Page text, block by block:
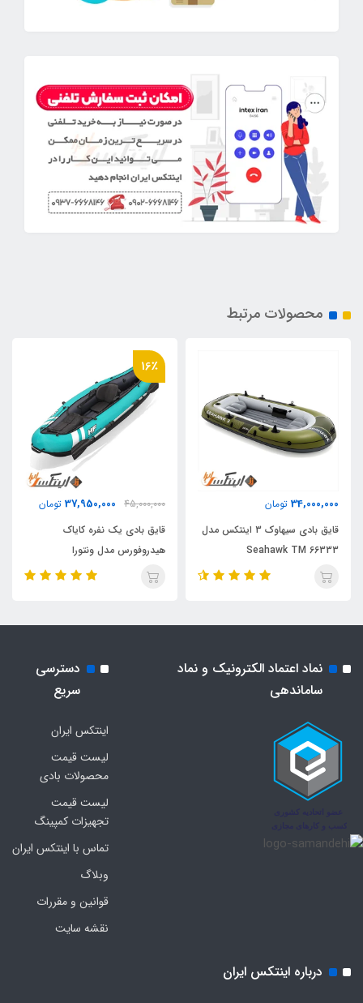
محصولات مرتبط
34,000,000 تومان
قایق بادی سیهاوک 3 اینتکس مدل
Seahawk TM 66333
16٪
45,000,000
37,950,000 تومان
قایق بادی یک نفره کایاک
هیدروفورس مدل ونتورا
نماد اعتماد الکترونیک و نماد
ساماندهی
دسترسی
سریع
اینتکس ایران
لیست قیمت
محصولات بادی
لیست قیمت
تجهیزات کمپینگ
تماس با اینتکس ایران
وبلاگ
قوانین و مقررات
نقشه سایت
درباره اینتکس ایران